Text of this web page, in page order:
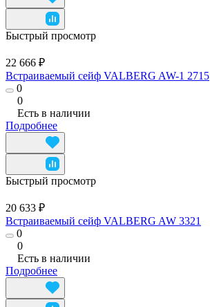
Быстрый просмотр
22 666 ₽
Встраиваемый сейф VALBERG AW-1 2715
0
0
Есть в наличии
Подробнее
Быстрый просмотр
20 633 ₽
Встраиваемый сейф VALBERG AW 3321
0
0
Есть в наличии
Подробнее